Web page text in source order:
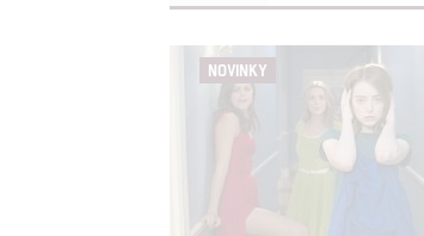
NOVINKY